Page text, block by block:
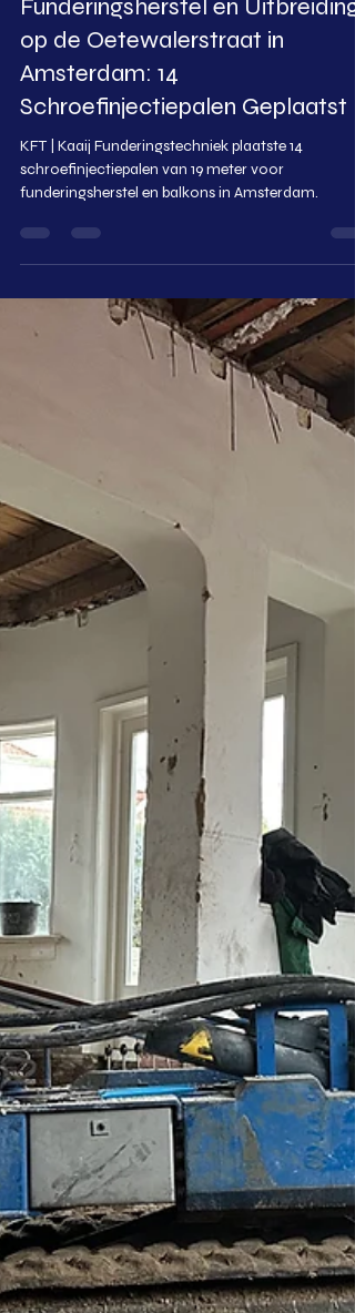
Nick Kleefman
1 minuten om te lezen
Funderingsherstel en Uitbreiding
op de Oetewalerstraat in
Amsterdam: 14
Schroefinjectiepalen Geplaatst
KFT | Kaaij Funderingstechniek plaatste 14
funderingsherstel en balkons in Amsterdam.